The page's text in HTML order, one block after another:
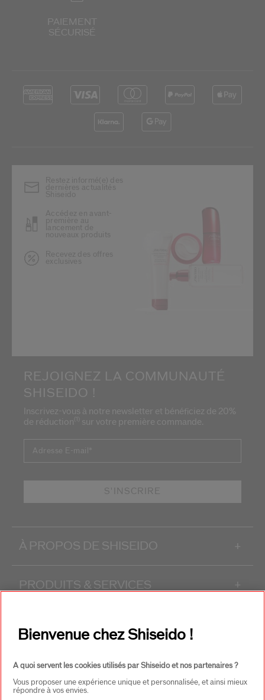
PAIEMENT
SÉCURISÉ
REJOIGNEZ LA COMMUNAUTÉ
SHISEIDO !
Inscrivez-vous à notre newsletter et bénéficiez de 20%
de réduction
sur votre première commande.
*
Adresse E-mail
S'INSCRIRE
À PROPOS DE SHISEIDO +
PRODUITS & SERVICES +
Bienvenue chez Shiseido !
A quoi servent les cookies utilisés par Shiseido et nos partenaires ?
Vous proposer une expérience unique et personnalisée, et ainsi mieux
répondre à vos envies.